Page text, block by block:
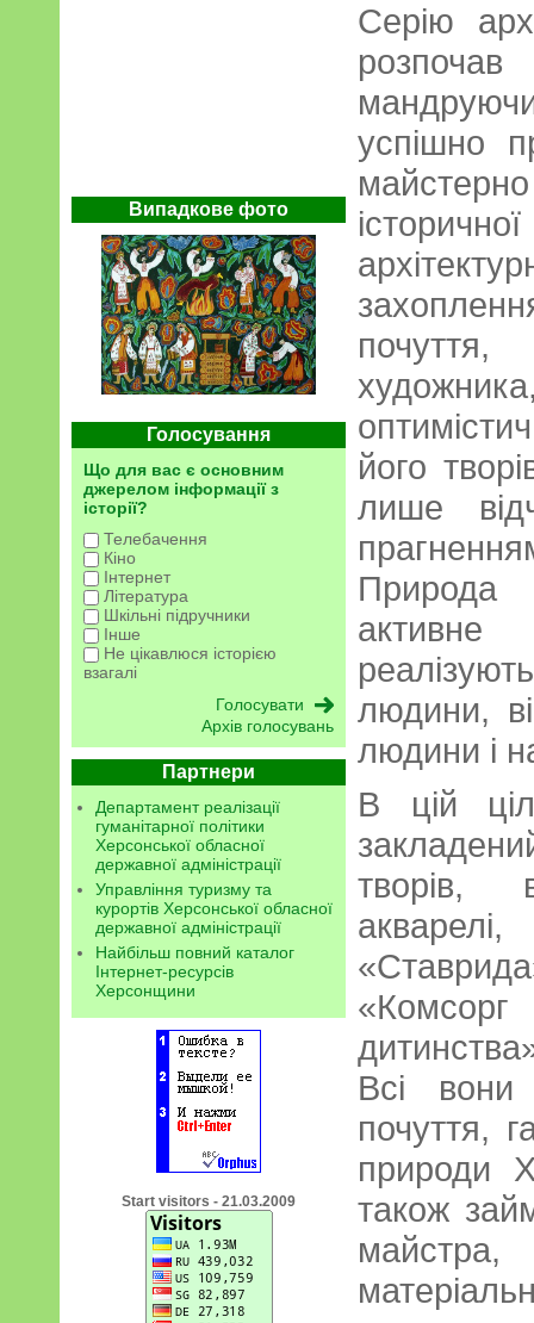
Випадкове фото
Голосування
Що для вас є основним
джерелом інформації з
історії?
Телебачення
Кіно
Інтернет
Література
Шкільні підручники
Інше
Не цікавлюся історією
взагалі
Архів голосувань
Партнери
Департамент реалізації
гуманітарної політики
Херсонської обласної
державної адміністрації
Управління туризму та
курортів Херсонської обласної
державної адміністрації
Найбільш повний каталог
Інтернет-ресурсів
Херсонщини
Start visitors - 21.03.2009
Серію
успішно
його
лише
Природа
людини,
людини і
В цій
творів,
Всі вони
почуття,
природи
також